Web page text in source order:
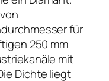
für
250 mm
mit
Dichte liegt